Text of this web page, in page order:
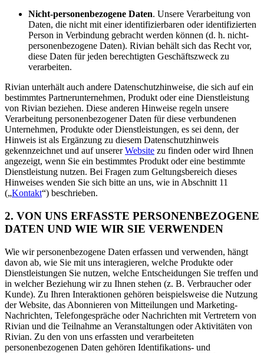
Nicht-personenbezogene Daten. Unsere Verarbeitung von
Daten, die nicht mit einer identifizierbaren oder identifizierten
Person in Verbindung gebracht werden können (d. h. nicht-
personenbezogene Daten). Rivian behält sich das Recht vor,
diese Daten für jeden berechtigten Geschäftszweck zu
verarbeiten.
Rivian unterhält auch andere Datenschutzhinweise, die sich auf ein
bestimmtes Partnerunternehmen, Produkt oder eine Dienstleistung
von Rivian beziehen. Diese anderen Hinweise regeln unsere
Verarbeitung personenbezogener Daten für diese verbundenen
Unternehmen, Produkte oder Dienstleistungen, es sei denn, der
Hinweis ist als Ergänzung zu diesem Datenschutzhinweis
gekennzeichnet und auf unsererWebsite zu finden oder wird Ihnen
angezeigt, wenn Sie ein bestimmtes Produkt oder eine bestimmte
Dienstleistung nutzen. Bei Fragen zum Geltungsbereich dieses
Hinweises wenden Sie sich bitte an uns, wie in Abschnitt 11
(„Kontakt“) beschrieben.
2. VON UNS ERFASSTE PERSONENBEZOGENE
DATEN UND WIE WIR SIE VERWENDEN
Wie wir personenbezogene Daten erfassen und verwenden, hängt
davon ab, wie Sie mit uns interagieren, welche Produkte oder
Dienstleistungen Sie nutzen, welche Entscheidungen Sie treffen und
in welcher Beziehung wir zu Ihnen stehen (z. B. Verbraucher oder
Kunde). Zu Ihren Interaktionen gehören beispielsweise die Nutzung
der Website, das Abonnieren von Mitteilungen und Marketing-
Nachrichten, Telefongespräche oder Nachrichten mit Vertretern von
Rivian und die Teilnahme an Veranstaltungen oder Aktivitäten von
Rivian. Zu den von uns erfassten und verarbeiteten
personenbezogenen Daten gehören Identifikations- und